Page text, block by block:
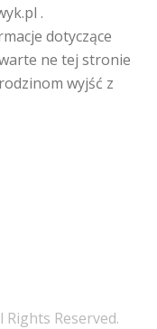
.
dotyczące
ne tej stronie
wyjść z
Reserved.